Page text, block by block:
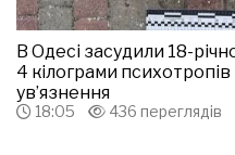
В Одесі засудили 18-
4 кілограми психотропів
ув’язнення
18:05 436 переглядів